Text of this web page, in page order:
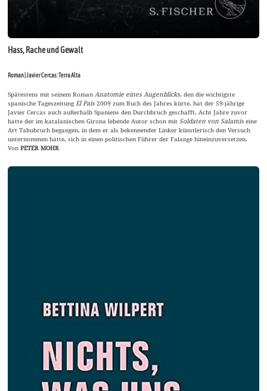
Hass, Rache und Gewalt
Roman | Javier Cercas: Terra Alta
Spätestens mit seinem RomanAnatomie eines Augenblicks, den die wichtigste
spanische TageszeitungEl Pais 2009 zum Buch des Jahres kürte, hat der 59-jährige
Javier Cercas auch außerhalb Spaniens den Durchbruch geschafft. Acht Jahre zuvor
hatte der im katalanischen Girona lebende Autor schon mit Soldaten von Salamis eine
Art Tabubruch begangen, in dem er als bekennender Linker künstlerisch den Versuch
unternommen hatte, sich in einen politischen Führer der Falange hineinzuversetzen.
VonPETER MOHR